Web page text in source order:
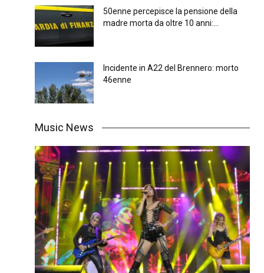
50enne percepisce la pensione della
madre morta da oltre 10 anni:...
Incidente in A22 del Brennero: morto
46enne
Music News